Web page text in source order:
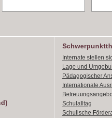
Internate stellen
Lage und
Pädagogischer
Internationale
Schulalltag
Schulische